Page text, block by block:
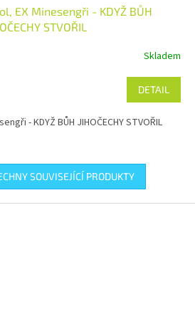
EX Minesengři - KDYŽ BŮH
STVOŘIL
Skladem
DETAIL
- KDYŽ BŮH JIHOČECHY STVOŘIL
SOUVISEJÍCÍ PRODUKTY